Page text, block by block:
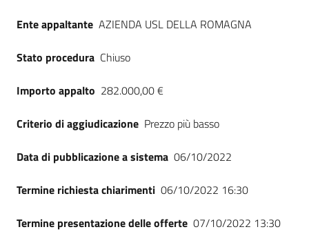
Seguici
Ente appaltante AZIENDA USL DELLA ROMAGNA
Stato procedura Chiuso
Importo appalto 282.000,00 €
Criterio di aggiudicazione Prezzo più basso
Data di pubblicazione a sistema 06/10/2022
Termine richiesta chiarimenti 06/10/2022 16:30
Termine presentazione delle offerte 07/10/2022 13:30